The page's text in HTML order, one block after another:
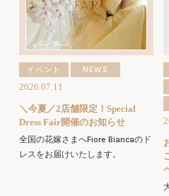
イベント NEWS
2026.07.11
＼今夏／2店舗限定！Special
Dress Fair開催のお知らせ
全国の花嫁さまへFiore Biancaのド
レスをお届けいたします。